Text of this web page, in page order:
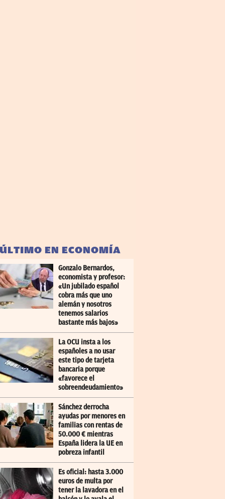
EN ECONOMÍA
Gonzalo Bernardos,
economista y profesor:
«Un jubilado español
cobra más que uno
alemán y nosotros
tenemos salarios
bastante más bajos»
La OCU insta a los
españoles a no usar
este tipo de tarjeta
bancaria porque
«favorece el
sobreendeudamiento»
Sánchez derrocha
ayudas por menores en
familias con rentas de
50.000 € mientras
España lidera la UE en
pobreza infantil
Es oficial: hasta 3.000
euros de multa por
tener la lavadora en el